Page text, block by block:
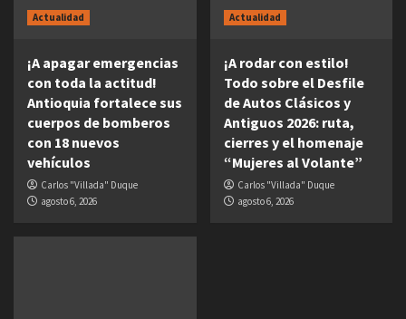
Actualidad
¡A apagar emergencias
con toda la actitud!
Antioquia fortalece sus
cuerpos de bomberos
con 18 nuevos
vehículos
Carlos "Villada" Duque
agosto 6, 2026
Actualidad
¡A rodar con estilo!
Todo sobre el Desfile
de Autos Clásicos y
Antiguos 2026: ruta,
cierres y el homenaje
“Mujeres al Volante”
Carlos "Villada" Duque
agosto 6, 2026